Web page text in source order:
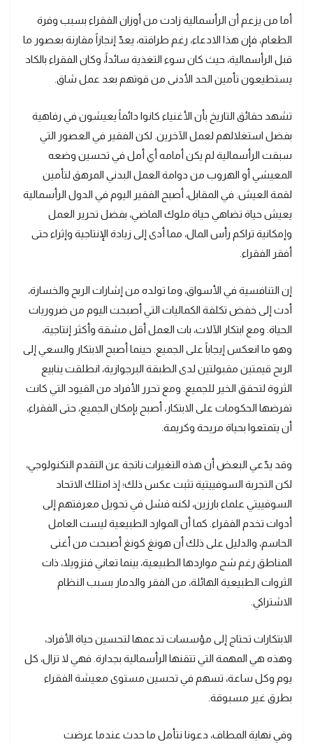
أما من يزعم أن الرأسمالية زادت من أوزان الفقراء بسبب وفرة
الطعام، فإن هذا الادعاء، رغم طرافته، يعدّ إنجازاً مقارنة بعصور ما
قبل الرأسمالية، حيث كان سوء التغذية سائداً، وكان الفقراء بالكاد
يستطيعون تأمين الحد الأدنى من قوتهم بعد عمل شاق.
تشهد حقائق التاريخ بأن الأغنياء كانوا دائماً يعيشون في رفاهية
بفضل استغلالهم لعمل الآخرين. لكن الفقير في العصور التي
سبقت الرأسمالية لم يكن أمامه أي أمل في تحسين وضعه
المعيشي أو الهروب من دوامة العمل البدني المرهق لتأمين
لقمة العيش. في المقابل، أصبح الفقير اليوم في الدول الرأسمالية
يعيش حياة تضاهي حياة ملوك الماضي، بفضل تحرير العمل
وإمكانية تراكم رأس المال، مما أدى إلى زيادة الإنتاجية وإثراء حتى
أفقر الفقراء.
إن التنافسية في الأسواق، وما تولده من إشارات الربح والخسارة،
أدت إلى خفض تكلفة الكماليات التي أصبحت اليوم من ضروريات
الحياة. ومع ابتكار الآلات، بات العمل أقل مشقة وأكثر إنتاجية،
وهو ما انعكس إيجاباً على الجميع. حينما أصبح الابتكار والسعي إلى
الربح قيمتين مقبولتين لدى الطبقة البرجوازية، انطلقت ينابيع
الثروة لتحقق الخير للجميع. ومع تحرر الأفراد من القيود التي كانت
تفرضها الحكومات على الابتكار، أصبح بإمكان الجميع، حتى الفقراء،
أن يتمتعوا بحياة مريحة وكريمة.
وقد يدّعي البعض أن هذه التغيرات ناتجة عن التقدم التكنولوجي،
لكن التجربة السوفييتية تثبت عكس ذلك؛ إذ امتلك الاتحاد
السوفييتي علماء بارزين، لكنه فشل في تحويل معرفتهم إلى
أدوات تخدم الفقراء. كما أن الموارد الطبيعية ليست العامل
الحاسم، والدليل على ذلك أن هونغ كونغ أصبحت من أغنى
المناطق رغم شح مواردها الطبيعية، بينما تعاني فنزويلا، ذات
الثروات الطبيعية الهائلة، من الفقر والدمار بسبب النظام
الاشتراكي.
الابتكارات تحتاج إلى مؤسسات تدعمها لتحسين حياة الأفراد،
وهذه هي المهمة التي تتقنها الرأسمالية بجدارة. فهي لا تزال، كل
يوم وكل ساعة، تسهم في تحسين مستوى معيشة الفقراء
بطرق غير مسبوقة.
وفي نهاية المطاف، دعونا نتأمل ما حدث عندما عرضت